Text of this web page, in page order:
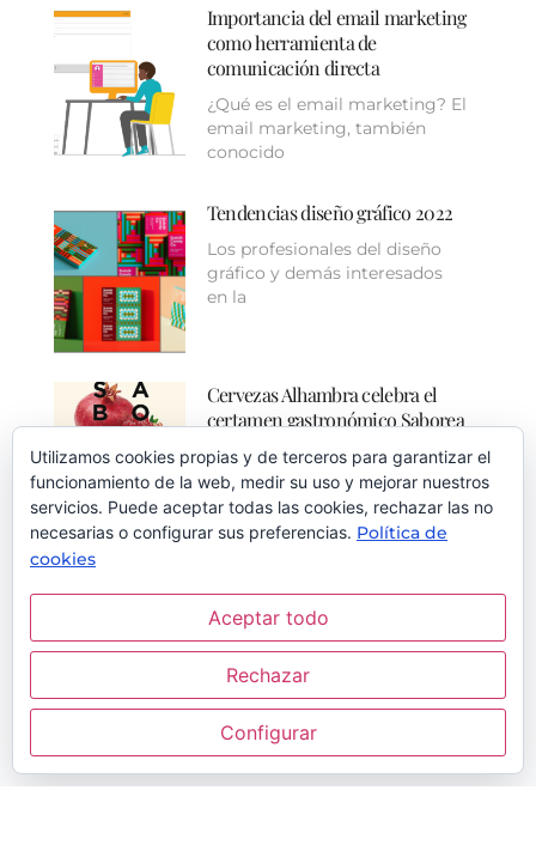
Importancia del email marketing
como herramienta de
comunicación directa
¿Qué es el email marketing? El
email marketing, también
conocido
Tendencias diseño gráfico 2022
Los profesionales del diseño
gráfico y demás interesados
en la
Cervezas Alhambra celebra el
certamen gastronómico Saborea
Sin Prisa Granada
Cervezas Alhambra, en
colaboración con el
Ayuntamiento de Granada y
Granada, más cerca de albergar
el acelerador de partículas tras la
cesión de los terrenos al Ciemat
La ministra de Ciencia, Diana
Morant, y el presidente de
Utilizamos cookies propias y de terceros para garantizar el
funcionamiento de la web, medir su uso y mejorar nuestros
servicios. Puede aceptar todas las cookies, rechazar las no
necesarias o configurar sus preferencias. Política de
cookies
Aceptar todo
Rechazar
Configurar